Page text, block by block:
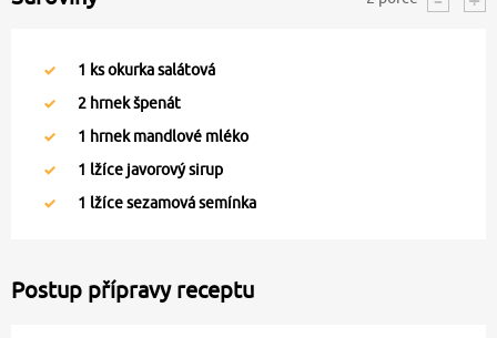
1 ks okurka salátová
2 hrnek špenát
1 hrnek mandlové mléko
1 lžíce javorový sirup
1 lžíce sezamová semínka
Postup přípravy receptu